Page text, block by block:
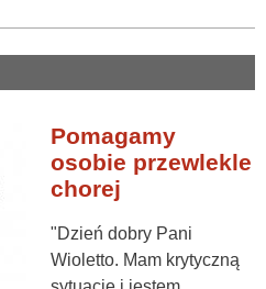
Pomagamy
osobie przewlekle
chorej
"Dzień dobry Pani
Wioletto. Mam krytyczną